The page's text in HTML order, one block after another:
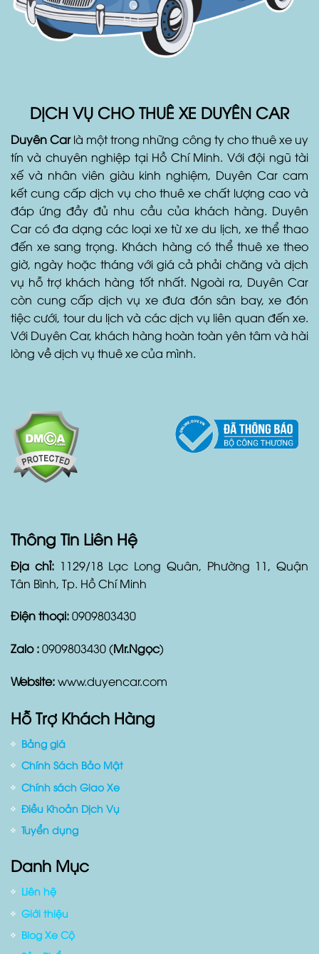
DỊCH VỤ CHO THUÊ XE DUYÊN CAR
Duyên Carlà một trong những công ty cho thuê xe uy
tín và chuyên nghiệp tại Hồ Chí Minh. Với đội ngũ tài
xế và nhân viên giàu kinh nghiệm, Duyên Car cam
kết cung cấp dịch vụ cho thuê xe chất lượng cao và
đáp ứng đầy đủ nhu cầu của khách hàng. Duyên
Car có đa dạng các loại xe từ xe du lịch, xe thể thao
đến xe sang trọng. Khách hàng có thể thuê xe theo
giờ, ngày hoặc tháng với giá cả phải chăng và dịch
vụ hỗ trợ khách hàng tốt nhất. Ngoài ra, Duyên Car
còn cung cấp dịch vụ xe đưa đón sân bay, xe đón
tiệc cưới, tour du lịch và các dịch vụ liên quan đến xe.
Với Duyên Car, khách hàng hoàn toàn yên tâm và hài
lòng về dịch vụ thuê xe của mình.
Thông Tin Liên Hệ
Địa chỉ: 1129/18 Lạc Long Quân, Phường 11, Quận
Tân Bình, Tp. Hồ Chí Minh
Điện thoại:0909803430
Zalo :0909803430 (Mr.Ngọc)
Website:www.duyencar.com
Hỗ Trợ Khách Hàng
Bảng giá
Chính Sách Bảo Mật
Chính sách Giao Xe
Điều Khoản Dịch Vụ
Tuyển dụng
Danh Mục
Liên hệ
Giới thiệu
Blog Xe Cộ